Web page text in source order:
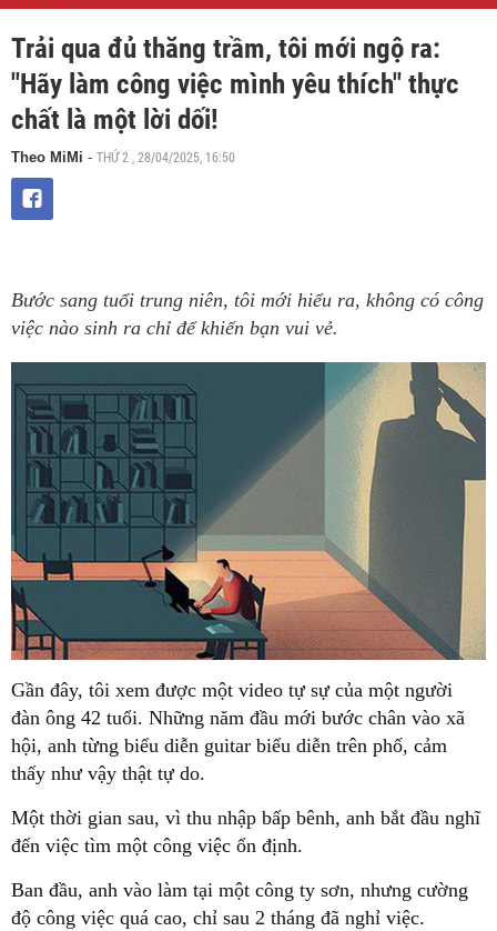
Trải qua đủ thăng trầm, tôi mới ngộ ra:
"Hãy làm công việc mình yêu thích" thực
chất là một lời dối!
Theo MiMi - THỨ 2 , 28/04/2025, 16:50
Bước sang tuổi trung niên, tôi mới hiểu ra, không có công
việc nào sinh ra chỉ để khiến bạn vui vẻ.
Gần đây, tôi xem được một video tự sự của một người
đàn ông 42 tuổi. Những năm đầu mới bước chân vào xã
hội, anh từng biểu diễn guitar biểu diễn trên phố, cảm
thấy như vậy thật tự do.
Một thời gian sau, vì thu nhập bấp bênh, anh bắt đầu nghĩ
đến việc tìm một công việc ổn định.
Ban đầu, anh vào làm tại một công ty sơn, nhưng cường
độ công việc quá cao, chỉ sau 2 tháng đã nghỉ việc.